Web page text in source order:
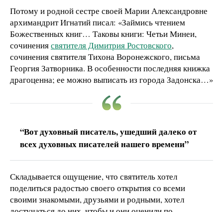
Потому и родной сестре своей Марии Александровне
архимандрит Игнатий писал: «Займись чтением
Божественных книг… Таковы книги: Четьи Минеи,
сочинениясвятителя Димитрия Ростовского,
сочинения святителя Тихона Воронежского, письма
Георгия Затворника. В особенности последняя книжка
драгоценна; ее можно выписать из города Задонска…»
“Вот духовный писатель, ушедший далеко от
всех духовных писателей нашего времени”
Складывается ощущение, что святитель хотел
поделиться радостью своего открытия со всеми
своими знакомыми, друзьями и родными, хотел